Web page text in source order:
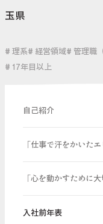
玉県
# 理系# 経営領域# 管理職
# 17年目以上
自己紹介
「仕事で汗をかいたエ
「心を動かすために
入社前年表